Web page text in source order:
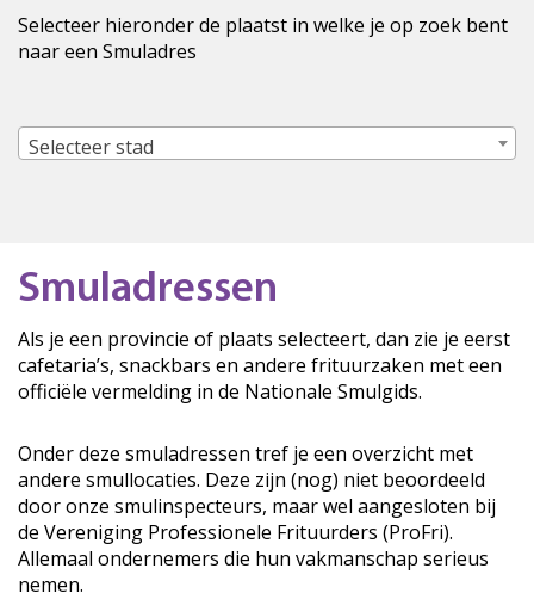
Selecteer hieronder de plaatst in welke je op zoek bent
naar een Smuladres
Selecteer stad
Smuladressen
Als je een provincie of plaats selecteert, dan zie je eerst
cafetaria’s, snackbars en andere frituurzaken met een
officiële vermelding in de Nationale Smulgids.
Onder deze smuladressen tref je een overzicht met
andere smullocaties. Deze zijn (nog) niet beoordeeld
door onze smulinspecteurs, maar wel aangesloten bij
de Vereniging Professionele Frituurders (ProFri).
Allemaal ondernemers die hun vakmanschap serieus
nemen.